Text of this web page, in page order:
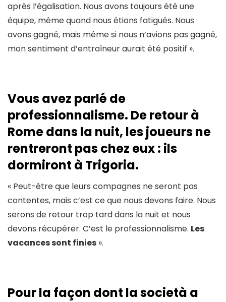
après l’égalisation. Nous avons toujours été une
équipe, même quand nous étions fatigués. Nous
avons gagné, mais même si nous n’avions pas gagné,
mon sentiment d’entraîneur aurait été positif ».
Vous avez parlé de
professionnalisme. De retour à
Rome dans la nuit, les joueurs ne
rentreront pas chez eux : ils
dormiront à Trigoria.
« Peut-être que leurs compagnes ne seront pas
contentes, mais c’est ce que nous devons faire. Nous
serons de retour trop tard dans la nuit et nous
devons récupérer. C’est le professionnalisme. Les
vacances sont finies ».
Pour la façon dont la società a